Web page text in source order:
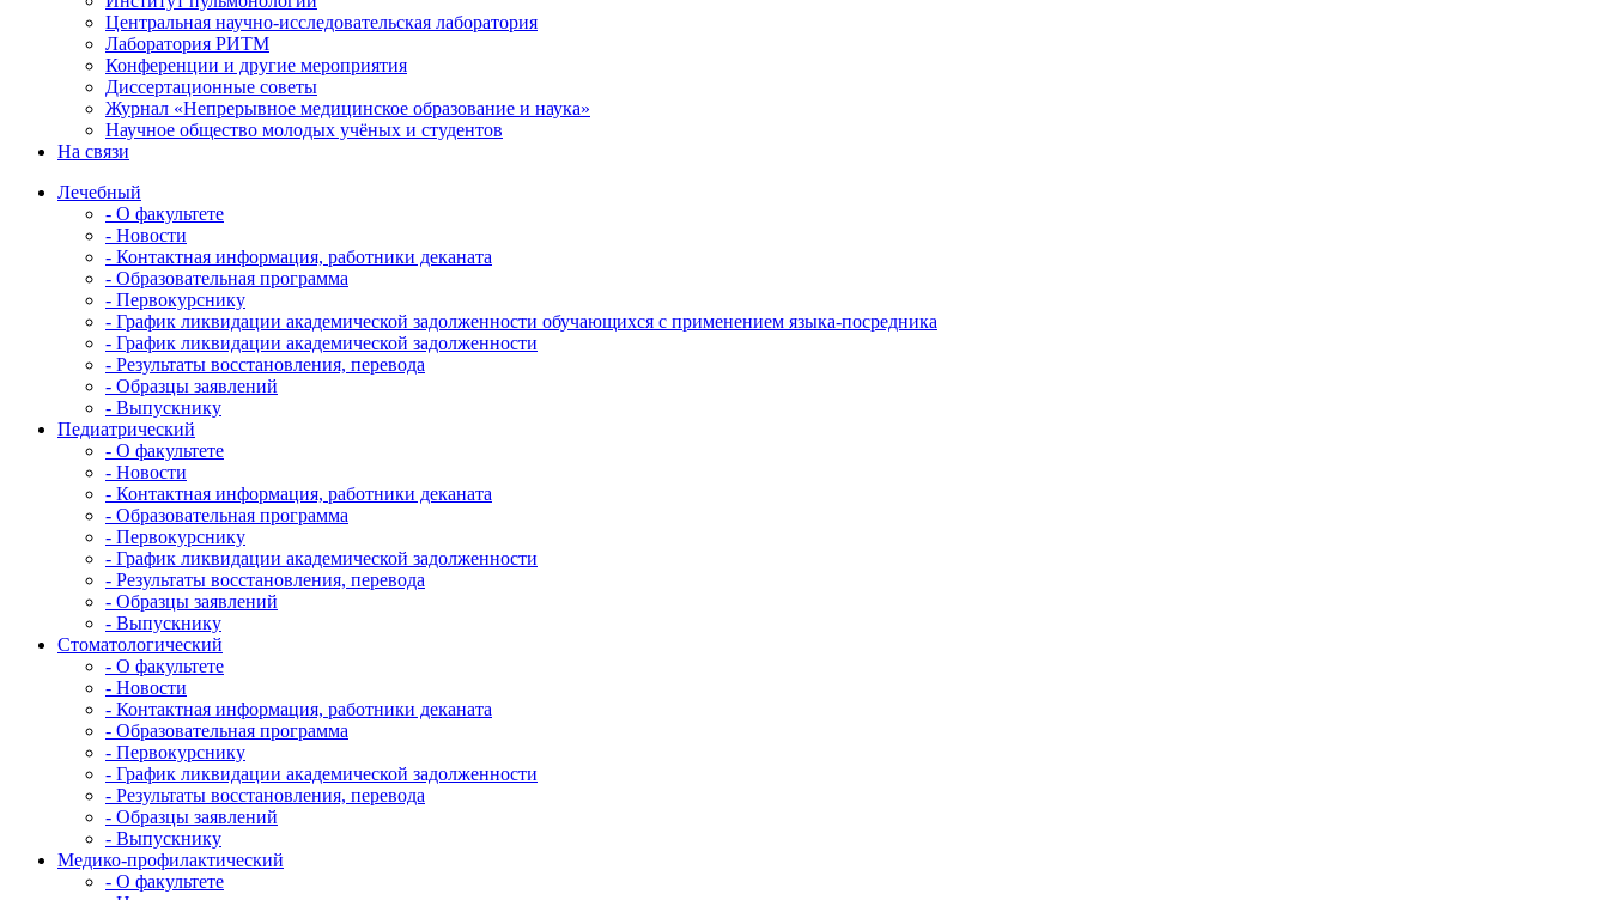
Центральная научно-исследовательская лаборатория
Лаборатория РИТМ
Конференции и другие мероприятия
Диссертационные советы
Журнал «Непрерывное медицинское образование и наука»
Научное общество молодых учёных и студентов
На связи
Лечебный
- О факультете
- Новости
- Контактная информация, работники деканата
- Образовательная программа
- Первокурснику
- График ликвидации академической задолженности обучающихся с применением языка-посредника
- График ликвидации академической задолженности
- Результаты восстановления, перевода
- Образцы заявлений
- Выпускнику
Педиатрический
- О факультете
- Новости
- Контактная информация, работники деканата
- Образовательная программа
- Первокурснику
- График ликвидации академической задолженности
- Результаты восстановления, перевода
- Образцы заявлений
- Выпускнику
Стоматологический
- О факультете
- Новости
- Контактная информация, работники деканата
- Образовательная программа
- Первокурснику
- График ликвидации академической задолженности
- Результаты восстановления, перевода
- Образцы заявлений
- Выпускнику
Медико-профилактический
- О факультете